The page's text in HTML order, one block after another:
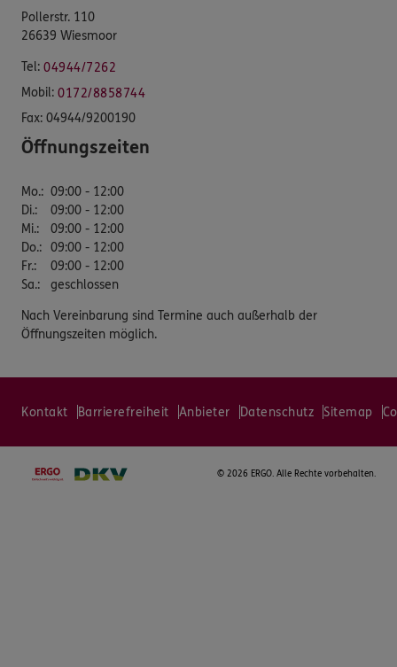
Pollerstr. 110
26639 Wiesmoor
Tel: 04944/7262
Mobil: 0172/8858744
Fax: 04944/9200190
Öffnungszeiten
Mo.: 09:00 - 12:00
Di.:
09:00 - 12:00
Mi.:
09:00 - 12:00
Do.: 09:00 - 12:00
Fr.:
09:00 - 12:00
Sa.: geschlossen
Nach Vereinbarung sind Termine auch außerhalb der
Öffnungszeiten möglich.
Kontakt Barrierefreiheit Anbieter Datenschutz Sitemap
© 2026 ERGO. Alle Rechte vorbehalten.